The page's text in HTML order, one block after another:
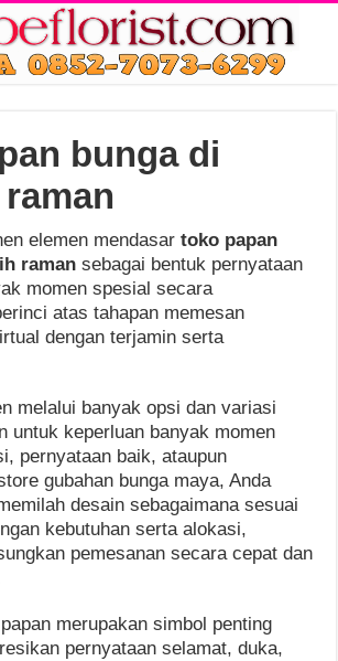
bunga di
elemen mendasartoko papan
ramansebagai bentuk pernyataan
momen spesial secara
atas tahapan memesan
dengan terjamin serta
melalui banyak opsi dan variasi
untuk keperluan banyak momen
pernyataan baik, ataupun
gubahan bunga maya, Anda
desain sebagaimana sesuai
kebutuhan serta alokasi,
pemesanan secara cepat dan
merupakan simbol penting
pernyataan selamat, duka,